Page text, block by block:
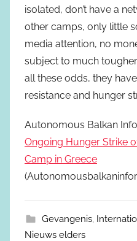
isolated, don’t have a
other camps, only little
media attention, no
subject to much
all these odds, they
resistance and hunger
Autonomous Balkan
Ongoing Hunger Strike
Camp in Greece
Gevangenis,
Nieuws elders